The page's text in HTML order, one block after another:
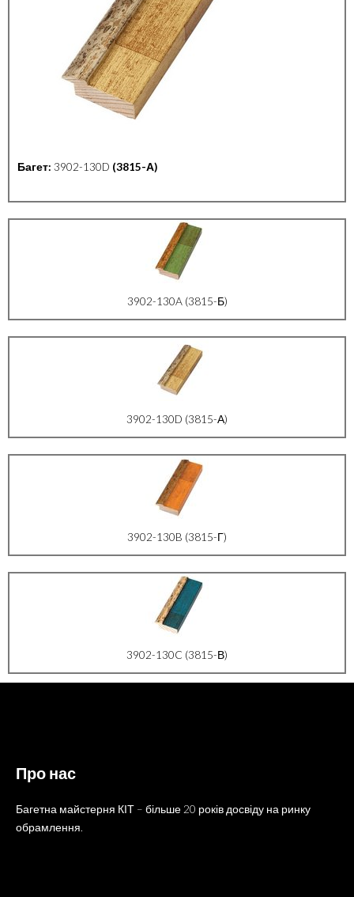
Багет: 3902-130D (3815-А)
3902-130A (3815-Б)
3902-130D (3815-А)
3902-130B (3815-Г)
3902-130C (3815-В)
Про нас
Багетна майстерня КІТ – більше 20 років досвіду на ринку
обрамлення.